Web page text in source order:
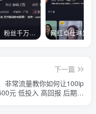
真子日记：粉丝千万的真子日记是最懂反转的网红吗？
下一篇
非常流量教你如何让100ip
元 低投入 高回报 后期全